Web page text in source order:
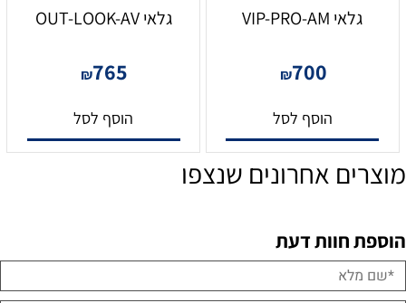
גלאי VIP-PRO-AM
₪700
הוסף לסל
גלאי OUT-LOOK-AV
₪765
הוסף לסל
מוצרים אחרונים שנצפו
הוספת חוות דעת